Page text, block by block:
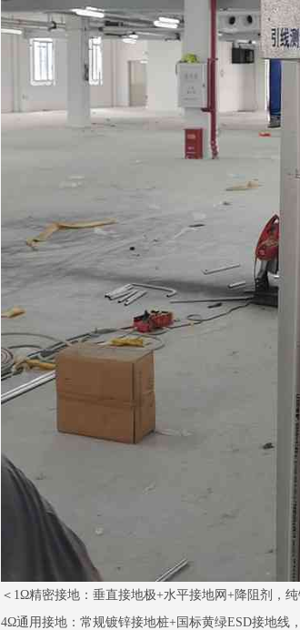
＜1Ω精密接地：垂直接地极+水平接地网+降阻剂，
4Ω通用接地：常规镀锌接地桩+国标黄绿ESD接地线